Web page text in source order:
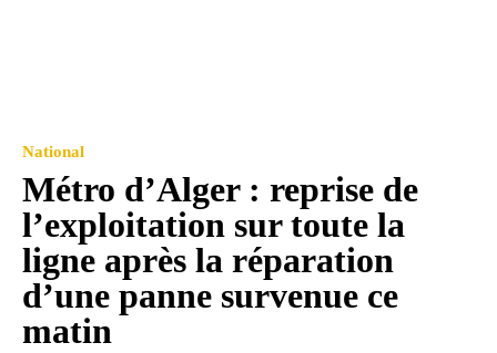
National
Métro d’Alger : reprise de
l’exploitation sur toute la
ligne après la réparation
d’une panne survenue ce
matin